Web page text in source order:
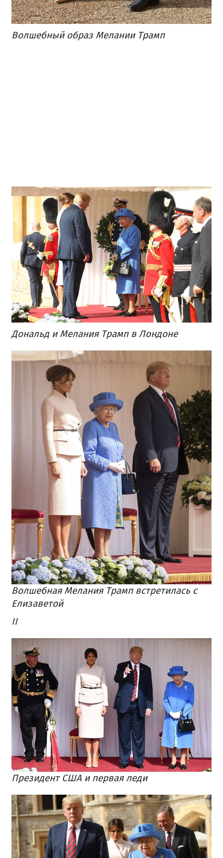
Волшебный образ Мелании Трамп
Дональд и Мелания Трамп в Лондоне
Волшебная Мелания Трамп встретилась с
Елизаветой
ІІ
Президент США и первая леди